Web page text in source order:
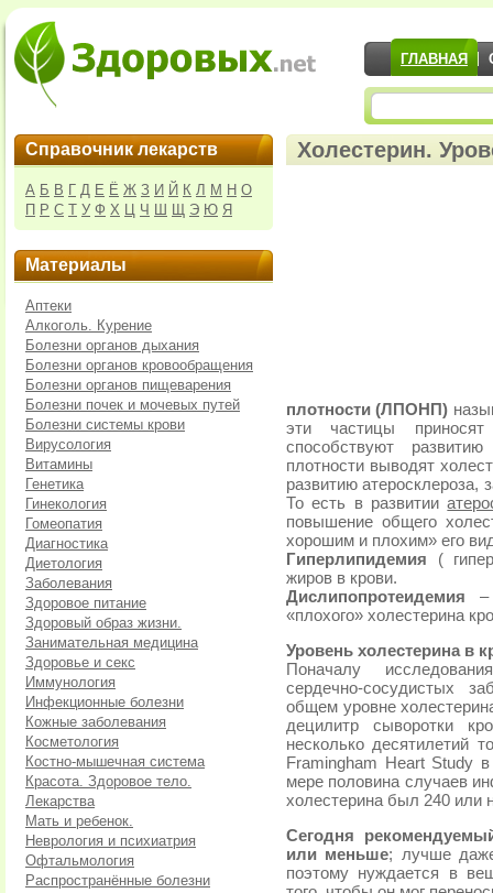
ГЛАВНАЯ
Справочник лекарств
А Б В Г Д Е Ё Ж З И Й К Л М Н О
П Р С Т У Ф Х Ц Ч Ш Щ Э Ю Я
Материалы
Аптеки
Алкоголь. Курение
Болезни органов дыхания
Болезни органов кровообращения
Болезни органов пищеварения
Болезни почек и мочевых путей
Болезни системы крови
Вирусология
Витамины
Генетика
Гинекология
Гомеопатия
Диагностика
Диетология
Заболевания
Здоровое питание
Здоровый образ жизни.
Занимательная медицина
Здоровье и секс
Иммунология
Инфекционные болезни
Кожные заболевания
Косметология
Костно-мышечная система
Красота. Здоровое тело.
Лекарства
Мать и ребенок.
Неврология и психиатрия
Офтальмология
Распространённые болезни
Холестерин.
плотности (ЛПОНП)
эти частицы
способствуют
плотности выводят
развитию атеросклероза,
То есть в развитии
повышение общего
хорошим и плохим» его
Гиперлипидемия (
жиров в крови.
Дислипопротеидемия –
«плохого» холестерина
Уровень холестерина в
Поначалу
сердечно-сосудистых
общем уровне
децилитр сыворотки
несколько десятилетий
Framingham Heart Study
мере половина случаев
холестерина был 240 или
Сегодня
или меньше; лучше
поэтому нуждается в